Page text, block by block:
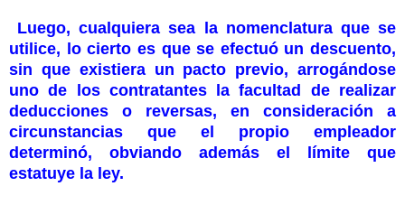
Luego, cualquiera sea la nomenclatura que se
utilice, lo cierto es que se efectuó un descuento,
sin que existiera un pacto previo, arrogándose
uno de los contratantes la facultad de realizar
deducciones o reversas, en consideración a
circunstancias que el propio empleador
determinó, obviando además el límite que
estatuye la ley.